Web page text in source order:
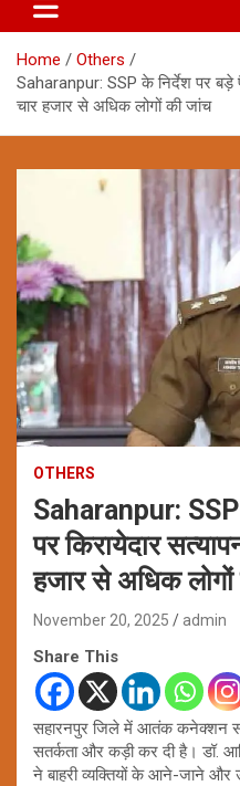
Home
Others
Saharanpur: SSP के निर्देश पर बड़े
चार हजार से अधिक लोगों की जांच
OTHERS
Saharanpur: SSP
पर किरायेदार
हजार से अधिक
November 20, 2025 admin
Share This
सहारनपुर जिले में आतंक कनेक्शन
सतर्कता और कड़ी कर दी है। डॉ.
ने बाहरी व्यक्तियों के आने-जाने और